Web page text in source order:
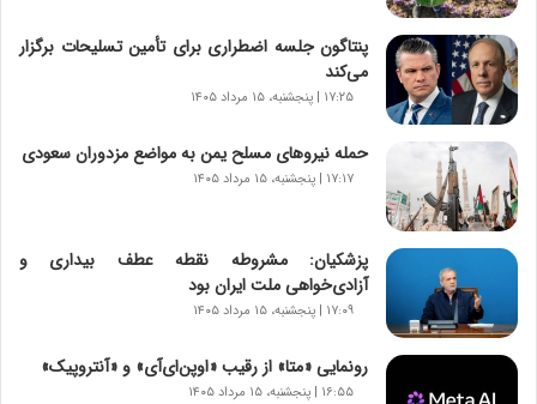
د
ر
و
ر
و
ش
ن
ا
س
ت
|
ر
ن
ا
پنتاگون جلسه اضطراری برای تأمین تسلیحات برگزار
می‌کند
۱۷:۲۵ | پنجشنبه، ۱۵ مرداد ۱۴۰۵
حمله نیروهای مسلح یمن به مواضع مزدوران سعودی
۱۷:۱۷ | پنجشنبه، ۱۵ مرداد ۱۴۰۵
پزشکیان: مشروطه نقطه عطف بیداری و
آزادی‌خواهی ملت ایران بود
۱۷:۰۹ | پنجشنبه، ۱۵ مرداد ۱۴۰۵
رونمایی «متا» از رقیب «اوپن‌ای‌آی» و «آنتروپیک»
۱۶:۵۵ | پنجشنبه، ۱۵ مرداد ۱۴۰۵